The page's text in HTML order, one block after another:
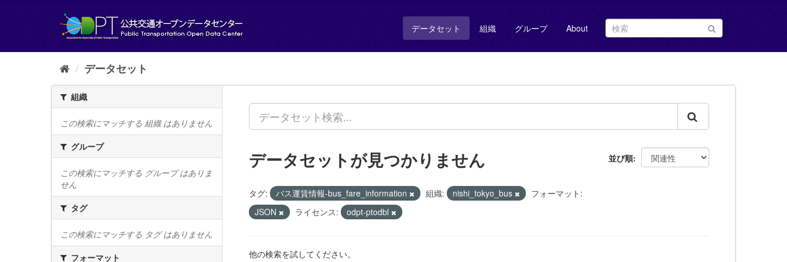
し
データセット 組織 グループ About
データセット
組織
この検索にマッチする 組織 はありません
グループ
この検索にマッチする グループ はありま
せん
タグ
この検索にマッチする タグ はありません
フォーマット
並び順
データセットが見つかりません
タグ: バス運賃情報-bus_fare_information 組織: nishi_tokyo_bus
フォーマット:
JSON
ライセンス: odpt-ptodbl
他の検索を試してください。